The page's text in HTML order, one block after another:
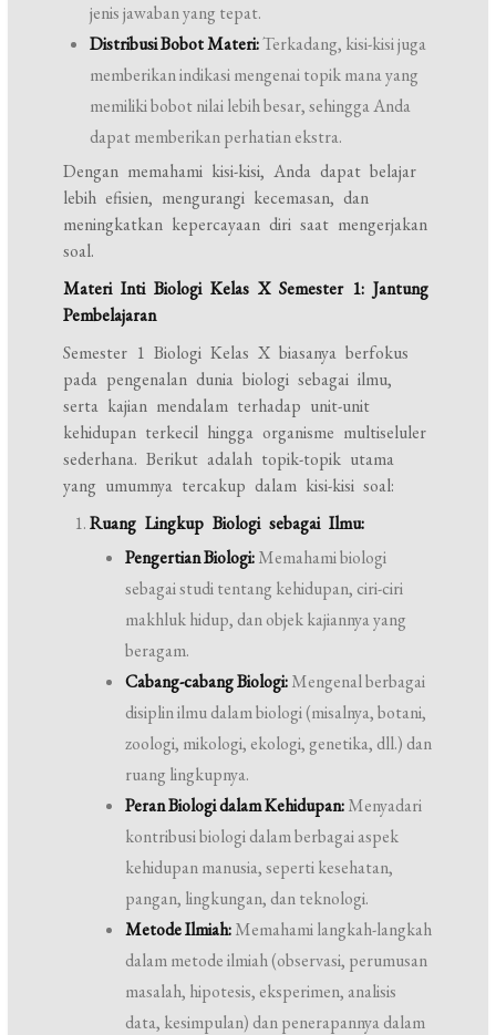
jenis jawaban yang tepat.
Distribusi Bobot Materi:Terkadang, kisi-kisi juga
memberikan indikasi mengenai topik mana yang
memiliki bobot nilai lebih besar, sehingga Anda
dapat memberikan perhatian ekstra.
Dengan memahami kisi-kisi, Anda dapat belajar
lebih efisien, mengurangi kecemasan, dan
meningkatkan kepercayaan diri saat mengerjakan
soal.
Materi Inti Biologi Kelas X Semester 1: Jantung
Pembelajaran
Semester 1 Biologi Kelas X biasanya berfokus
pada pengenalan dunia biologi sebagai ilmu,
serta kajian mendalam terhadap unit-unit
kehidupan terkecil hingga organisme multiseluler
sederhana. Berikut adalah topik-topik utama
yang umumnya tercakup dalam kisi-kisi soal:
Ruang Lingkup Biologi sebagai Ilmu:
Pengertian Biologi:Memahami biologi
sebagai studi tentang kehidupan, ciri-ciri
makhluk hidup, dan objek kajiannya yang
beragam.
Cabang-cabang Biologi:Mengenal berbagai
disiplin ilmu dalam biologi (misalnya, botani,
zoologi, mikologi, ekologi, genetika, dll.) dan
ruang lingkupnya.
Peran Biologi dalam Kehidupan:Menyadari
kontribusi biologi dalam berbagai aspek
kehidupan manusia, seperti kesehatan,
pangan, lingkungan, dan teknologi.
Metode Ilmiah:Memahami langkah-langkah
dalam metode ilmiah (observasi, perumusan
masalah, hipotesis, eksperimen, analisis
data, kesimpulan) dan penerapannya dalam